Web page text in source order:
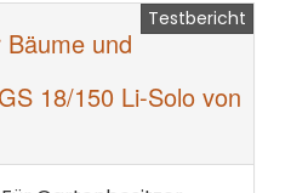
Testbericht
und
18/150 Li-Solo von